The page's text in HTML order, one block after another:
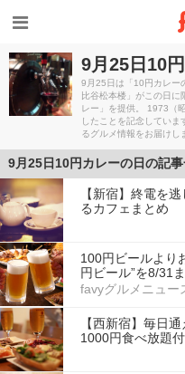
9月25日10
9月25日は「10円カレー
比谷松本楼」がこの日
レー」を提供。 1973（
したことを記念してい
るグルメ情報をお届けし
9月25日10円カレーの日の記事
【新宿】終電を
るカフェまとめ
100円ビールより
円ビール”を8/31
favyグルメニュー
【西新宿】毎日
1000円食べ放題